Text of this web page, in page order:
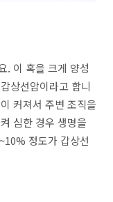
. 이 혹을 크게 양성
상선암이라고 합니
커져서 주변 조직을
심한 경우 생명을
정도가 갑상선